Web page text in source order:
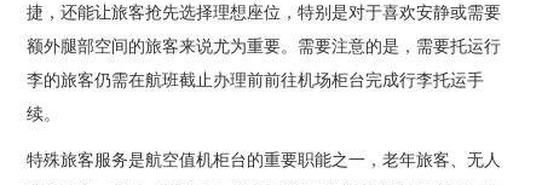
捷，还能让旅客抢先选择理想座位，特别是对于喜欢安静或需要
额外腿部空间的旅客来说尤为重要。需要注意的是，需要托运行
李的旅客仍需在航班截止办理前前往机场柜台完成行李托运手
续。
特殊旅客服务是航空值机柜台的重要职能之一，老年旅客、无人